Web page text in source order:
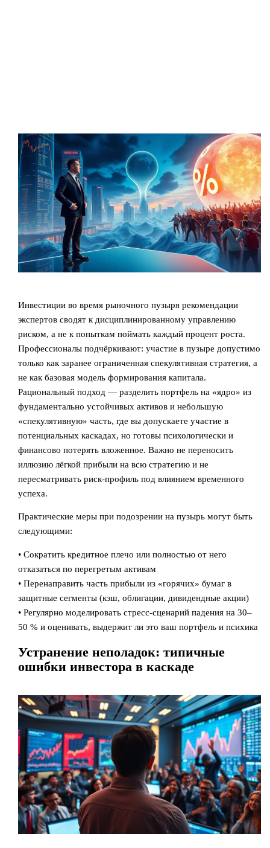
Инвестиции во время рыночного пузыря рекомендации
экспертов сводят к дисциплинированному управлению
риском, а не к попыткам поймать каждый процент роста.
Профессионалы подчёркивают: участие в пузыре допустимо
только как заранее ограниченная спекулятивная стратегия, а
не как базовая модель формирования капитала.
Рациональный подход — разделить портфель на «ядро» из
фундаментально устойчивых активов и небольшую
«спекулятивную» часть, где вы допускаете участие в
потенциальных каскадах, но готовы психологически и
финансово потерять вложенное. Важно не переносить
иллюзию лёгкой прибыли на всю стратегию и не
пересматривать риск‑профиль под влиянием временного
успеха.
Практические меры при подозрении на пузырь могут быть
следующими:
• Сократить кредитное плечо или полностью от него
отказаться по перегретым активам
• Перенаправить часть прибыли из «горячих» бумаг в
защитные сегменты (кэш, облигации, дивидендные акции)
• Регулярно моделировать стресс‑сценарий падения на 30–
50 % и оценивать, выдержит ли это ваш портфель и психика
Устранение неполадок: типичные
ошибки инвестора в каскаде